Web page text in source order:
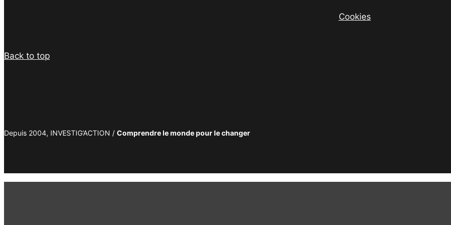
Cookies
Back to top
Depuis 2004, INVESTIG’ACTION / Comprendre le monde pour le changer